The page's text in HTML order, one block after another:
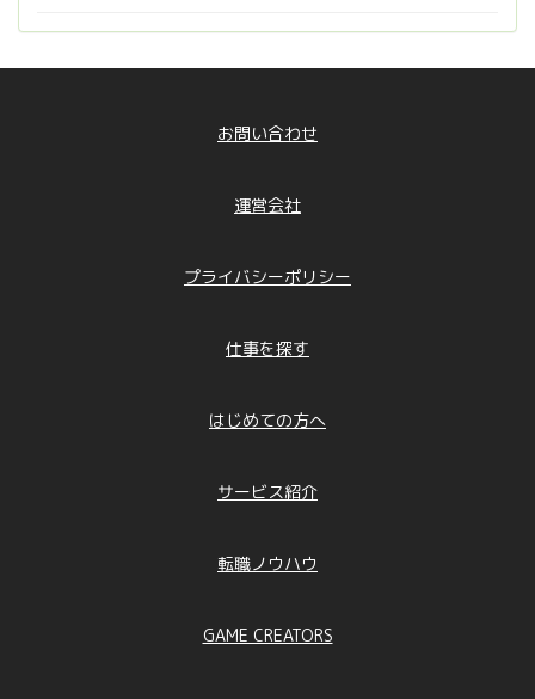
お問い合わせ
運営会社
プライバシーポリシー
仕事を探す
はじめての方へ
サービス紹介
転職ノウハウ
GAME CREATORS